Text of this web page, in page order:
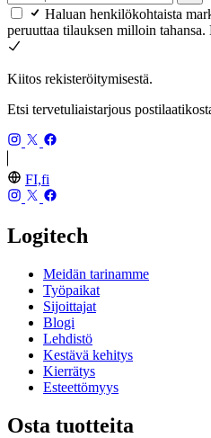
Haluan henkilökohtaista
peruuttaa tilauksen milloin tahansa.
Kiitos rekisteröitymisestä.
Etsi tervetuliaistarjous
FI,fi
Logitech
Meidän tarinamme
Työpaikat
Sijoittajat
Blogi
Lehdistö
Kestävä kehitys
Kierrätys
Esteettömyys
Osta tuotteita